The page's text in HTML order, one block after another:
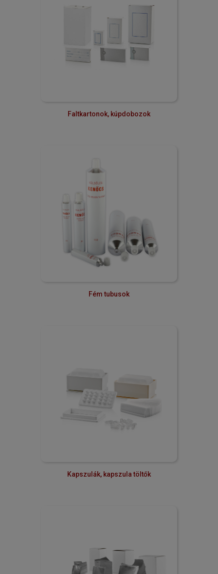
Faltkartonok, kúpdobozok
Fém tubusok
Kapszulák, kapszula töltők